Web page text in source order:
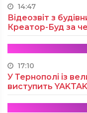
14:47
Відеозвіт з
Креатор-Буд за
17:10
У Тернополі із
виступить YAKTAK